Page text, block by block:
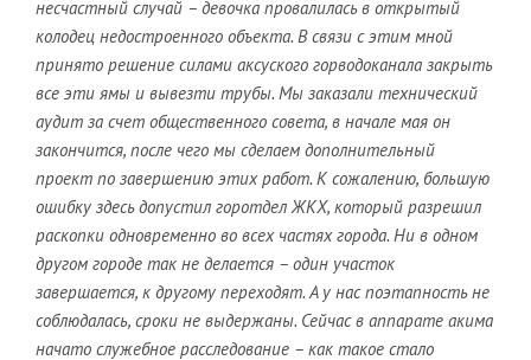
несчастный случай – девочка провалилась в открытый
колодец недостроенного объекта. В связи с этим мной
принято решение силами аксуского горводоканала закрыть
все эти ямы и вывезти трубы. Мы заказали технический
аудит за счет общественного совета, в начале мая он
закончится, после чего мы сделаем дополнительный
проект по завершению этих работ. К сожалению, большую
ошибку здесь допустил горотдел ЖКХ, который разрешил
раскопки одновременно во всех частях города. Ни в одном
другом городе так не делается – один участок
завершается, к другому переходят. А у нас поэтапность не
соблюдалась, сроки не выдержаны. Сейчас в аппарате акима
начато служебное расследование – как такое стало